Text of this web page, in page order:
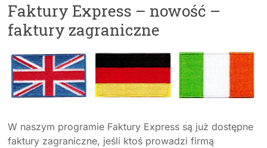
Faktury Express – nowość –
faktury zagraniczne
W naszym programie Faktury Express są już dostępne
faktury zagraniczne, jeśli ktoś prowadzi firmą